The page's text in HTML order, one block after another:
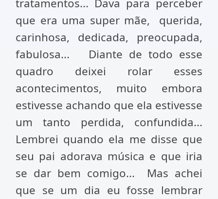
tratamentos... Dava para perceber
que era uma super mãe, querida,
carinhosa, dedicada, preocupada,
fabulosa... Diante de todo esse
quadro deixei rolar esses
acontecimentos, muito embora
estivesse achando que ela estivesse
um tanto perdida, confundida...
Lembrei quando ela me disse que
seu pai adorava música e que iria
se dar bem comigo... Mas achei
que se um dia eu fosse lembrar